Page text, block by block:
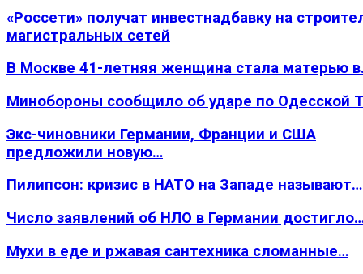
«Россети» получат инвестнадбавку на
магистральных сетей
В Москве 41-летняя женщина стала матерью
Минобороны сообщило об ударе по Одесской
Экс-чиновники Германии, Франции и США
предложили новую…
Пилипсон: кризис в НАТО на Западе называют…
Число заявлений об НЛО в Германии
Мухи в еде и ржавая сантехника сломанные…